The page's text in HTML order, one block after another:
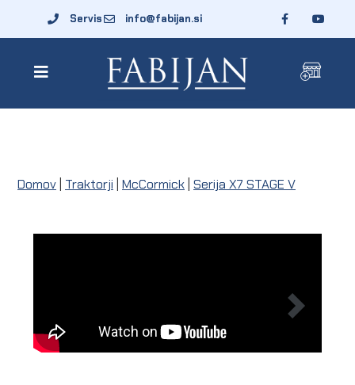
Servis info@fabijan.si
Domov Traktorji McCormick Serija X7 STAGE V